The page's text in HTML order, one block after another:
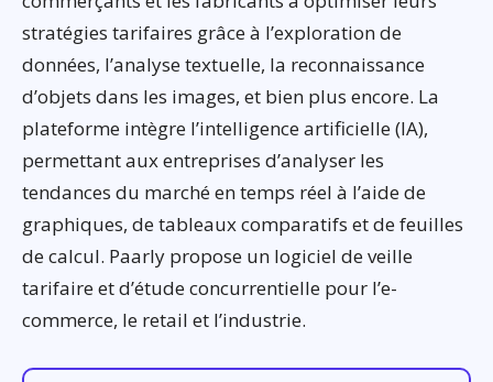
stratégies tarifaires grâce à l’exploration de
données, l’analyse textuelle, la reconnaissance
d’objets dans les images, et bien plus encore. La
plateforme intègre l’intelligence artificielle (IA),
permettant aux entreprises d’analyser les
tendances du marché en temps réel à l’aide de
graphiques, de tableaux comparatifs et de feuilles
de calcul. Paarly propose un logiciel de veille
tarifaire et d’étude concurrentielle pour l’e-
commerce, le retail et l’industrie.